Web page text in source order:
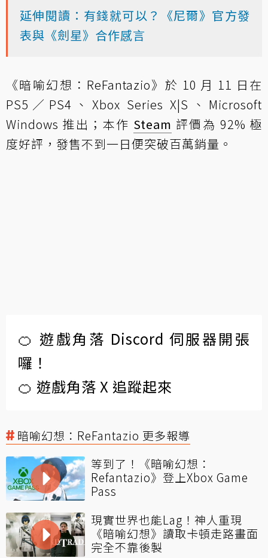
延伸閱讀：有錢就可以？《尼爾》官方發
表與《劍星》合作感言
《暗喻幻想：ReFantazio》於 10 月 11 日在
PS5／PS4、Xbox Series X|S、Microsoft
Windows 推出；本作 Steam 評價為 92% 極
度好評，發售不到一日便突破百萬銷量。
🍊 遊戲角落 Discord 伺服器開張
囉！
🍊 遊戲角落 X 追蹤起來
暗喻幻想：ReFantazio 更多報導
等到了！《暗喻幻想：
Refantazio》登上Xbox Game
Pass
現實世界也能Lag！神人重現
《暗喻幻想》讀取卡頓走路畫面
完全不靠後製